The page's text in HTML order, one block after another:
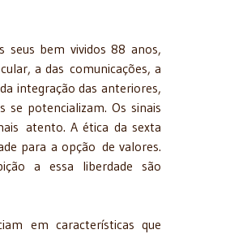
seus bem vividos 88 anos,
a das comunicações, a
integração das anteriores,
se potencializam. Os sinais
atento. A ética da sexta
para a opção de valores.
a essa liberdade são
em características que